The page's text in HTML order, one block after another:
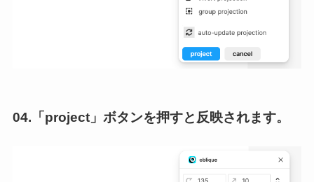
04.「project」ボタンを押すと反映されます。